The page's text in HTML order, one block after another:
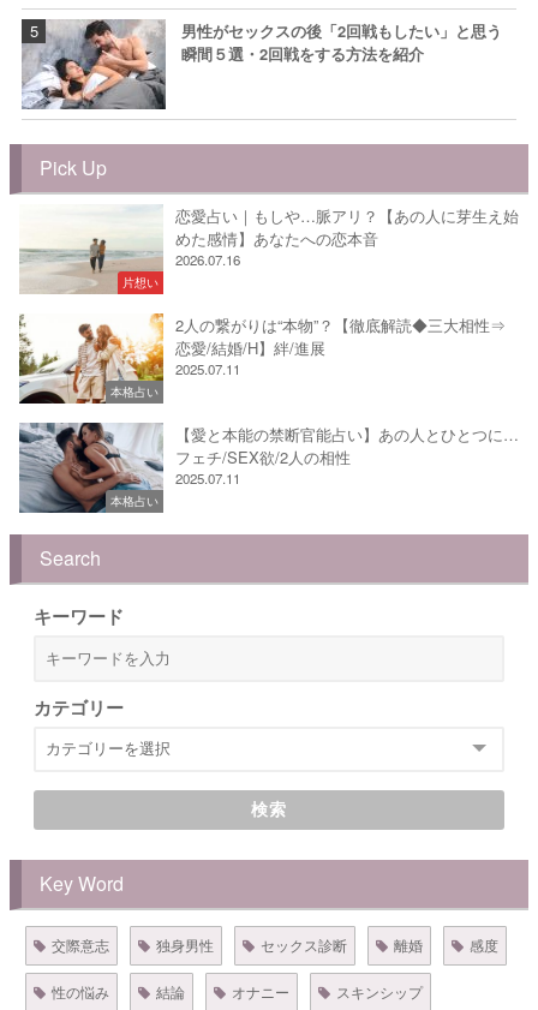
男性がセックスの後「2回戦もしたい」と思う
瞬間５選・2回戦をする方法を紹介
Pick Up
片想い
恋愛占い｜もしや…脈アリ？【あの人に芽生え始
めた感情】あなたへの恋本音
2026.07.16
本格占い
2人の繋がりは“本物”？【徹底解読◆三大相性⇒
恋愛/結婚/H】絆/進展
2025.07.11
本格占い
【愛と本能の禁断官能占い】あの人とひとつに…
フェチ/SEX欲/2人の相性
2025.07.11
Search
キーワード
カテゴリー
検索
Key Word
交際意志 独身男性 セックス診断 離婚 感度
性の悩み 結論 オナニー スキンシップ